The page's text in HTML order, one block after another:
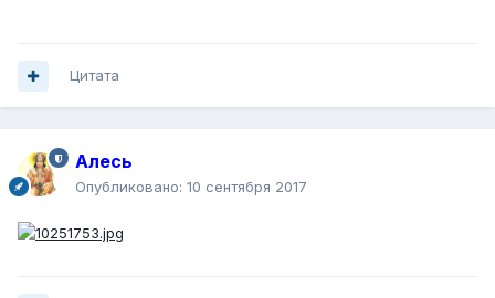
Цитата
Алесь
Опубликовано: 10 сентября 2017